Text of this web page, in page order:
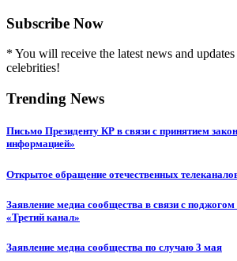
Subscribe Now
* You will receive the latest news and
celebrities!
Trending News
Письмо Президенту КР в связи с принятием
информацией»
Открытое обращение отечественных
Заявление медиа сообщества в связи с
«Третий канал»
Заявление медиа сообщества по случаю 3 мая